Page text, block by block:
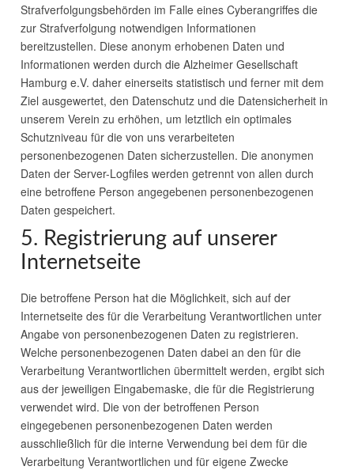
Strafverfolgungsbehörden im Falle eines Cyberangriffes die
zur Strafverfolgung notwendigen Informationen
bereitzustellen. Diese anonym erhobenen Daten und
Informationen werden durch die Alzheimer Gesellschaft
Hamburg e.V. daher einerseits statistisch und ferner mit dem
Ziel ausgewertet, den Datenschutz und die Datensicherheit in
unserem Verein zu erhöhen, um letztlich ein optimales
Schutzniveau für die von uns verarbeiteten
personenbezogenen Daten sicherzustellen. Die anonymen
Daten der Server-Logfiles werden getrennt von allen durch
eine betroffene Person angegebenen personenbezogenen
Daten gespeichert.
5. Registrierung auf unserer
Internetseite
Die betroffene Person hat die Möglichkeit, sich auf der
Internetseite des für die Verarbeitung Verantwortlichen unter
Angabe von personenbezogenen Daten zu registrieren.
Welche personenbezogenen Daten dabei an den für die
Verarbeitung Verantwortlichen übermittelt werden, ergibt sich
aus der jeweiligen Eingabemaske, die für die Registrierung
verwendet wird. Die von der betroffenen Person
eingegebenen personenbezogenen Daten werden
ausschließlich für die interne Verwendung bei dem für die
Verarbeitung Verantwortlichen und für eigene Zwecke